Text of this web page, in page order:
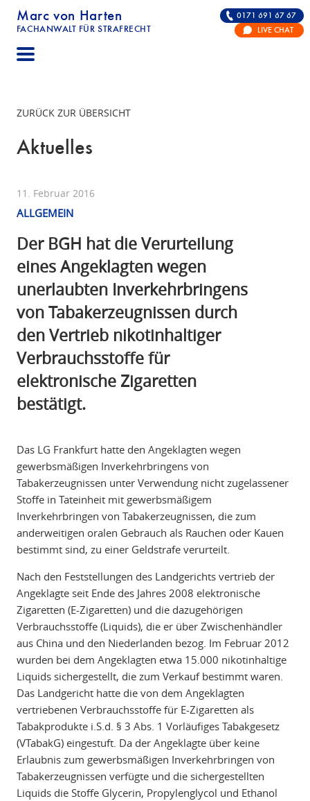
Marc von Harten
FACHANWALT FÜR STRAFRECHT
STRAFRECHT | RECHTSANWALT FÜR DIE
0171 691 67 67
LIVE CHAT
ZURÜCK ZUR ÜBERSICHT
Aktuelles
11. Februar 2016
ALLGEMEIN
Der BGH hat die Verurteilung
eines Angeklagten wegen
unerlaubten Inverkehrbringens
von Tabakerzeugnissen durch
den Vertrieb nikotinhaltiger
Verbrauchsstoffe für
elektronische Zigaretten
bestätigt.
Das LG Frankfurt hatte den Angeklagten wegen
gewerbsmäßigen Inverkehrbringens von
Tabakerzeugnissen unter Verwendung nicht zugelassener
Stoffe in Tateinheit mit gewerbsmäßigem
Inverkehrbringen von Tabakerzeugnissen, die zum
anderweitigen oralen Gebrauch als Rauchen oder Kauen
bestimmt sind, zu einer Geldstrafe verurteilt.
Nach den Feststellungen des Landgerichts vertrieb der
Angeklagte seit Ende des Jahres 2008 elektronische
Zigaretten (E-Zigaretten) und die dazugehörigen
Verbrauchsstoffe (Liquids), die er über Zwischenhändler
aus China und den Niederlanden bezog. Im Februar 2012
wurden bei dem Angeklagten etwa 15.000 nikotinhaltige
Liquids sichergestellt, die zum Verkauf bestimmt waren.
Das Landgericht hatte die von dem Angeklagten
vertriebenen Verbrauchsstoffe für E-Zigaretten als
Tabakprodukte i.S.d. § 3 Abs. 1 Vorläufiges Tabakgesetz
(VTabakG) eingestuft. Da der Angeklagte über keine
Erlaubnis zum gewerbsmäßigen Inverkehrbringen von
Tabakerzeugnissen verfügte und die sichergestellten
Liquids die Stoffe Glycerin, Propylenglycol und Ethanol